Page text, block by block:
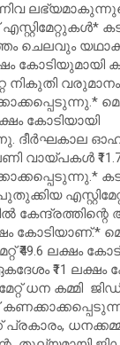
ചെലവും
​​നികുതി വരുമാനം
കോടിയായി
ദീർഘകാല
വായ്പകൾ
കോടിയാണ്.*
₹49.6 ലക്ഷം
₹11 ലക്ഷം
ധന കമ്മി
ധനക്കമ്മി